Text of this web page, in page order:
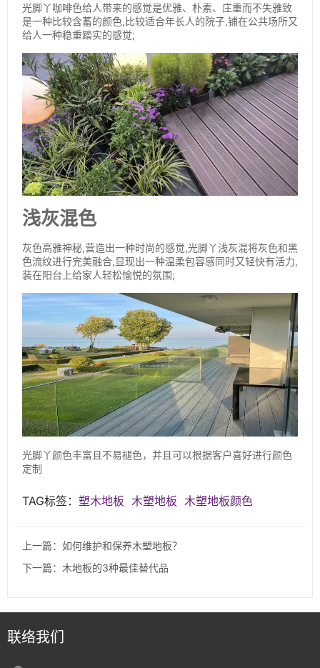
光脚丫咖啡色给人带来的感觉是优雅、朴素、庄重而不失雅致
是一种比较含蓄的颜色,比较适合年长人的院子,铺在公共场所又
给人一种稳重踏实的感觉;
浅灰混色
灰色高雅神秘,营造出一种时尚的感觉,光脚丫浅灰混将灰色和黑
色流纹进行完美融合,显现出一种温柔包容感同时又轻快有活力,
装在阳台上给家人轻松愉悦的氛围;
光脚丫颜色丰富且不易褪色，并且可以根据客户喜好进行颜色
定制
TAG标签： 塑木地板 木塑地板 木塑地板颜色
上一篇：如何维护和保养木塑地板？
下一篇：木地板的3种最佳替代品
联络我们